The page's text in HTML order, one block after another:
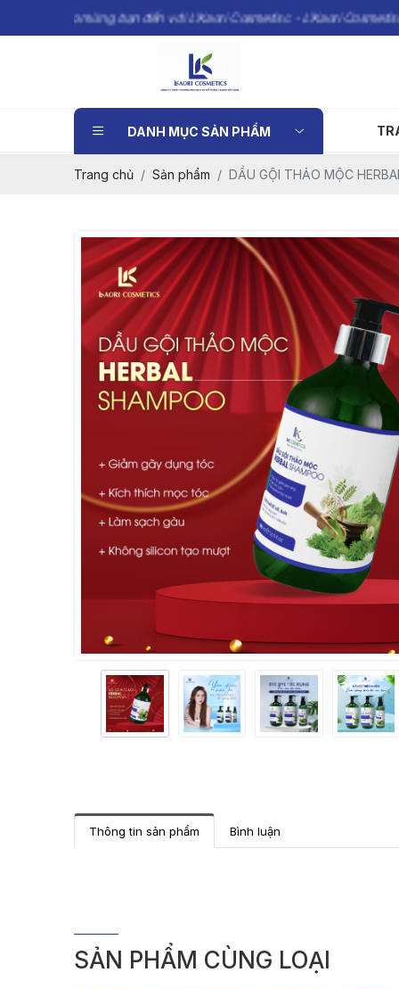
Chào mừng bạn đến với L’Kaori Cosmetisc - L’Kaori Cosmetisc
DANH MỤC SẢN PHẨM
Trang chủ Sản phẩm DẦU GỘI THẢO MỘC
Thông tin sản phẩm Bình luận
SẢN PHẨM CÙNG LOẠI